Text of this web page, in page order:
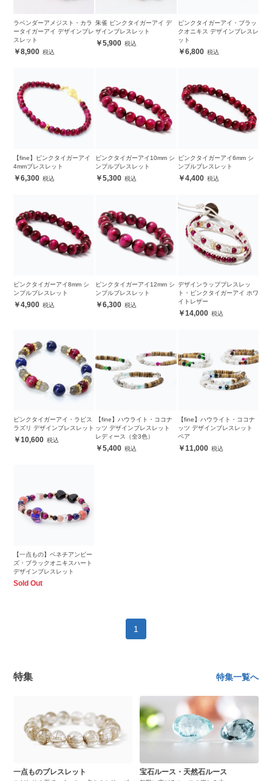
ラベンダーアメジスト・カラ
ータイガーアイ デザインブレ
スレット
8,900
朱雀 ピンクタイガーアイ デ
ザインブレスレット
5,900
ピンクタイガーアイ・ブラッ
クオニキス デザインブレスレ
ット
6,800
【fine】ピンクタイガーアイ
4mmブレスレット
6,300
ピンクタイガーアイ10mm シ
ンプルブレスレット
5,300
ピンクタイガーアイ6mm シ
ンプルブレスレット
4,400
ピンクタイガーアイ8mm シ
ンプルブレスレット
4,900
ピンクタイガーアイ12mm シ
ンプルブレスレット
6,300
デザインラップブレスレッ
ト・ピンクタイガーアイ ホワ
イトレザー
14,000
ピンクタイガーアイ・ラピス
ラズリ デザインブレスレット
10,600
【fine】ハウライト・ココナ
ッツ デザインブレスレット
レディース（全3色）
5,400
【fine】ハウライト・ココナ
ッツ デザインブレスレット
ペア
11,000
【一点もの】ベネチアンビー
ズ・ブラックオニキスハート
デザインブレスレット
Sold Out
1
特集 特集一覧へ
一点ものブレスレット 宝石ルース・天然石ルース